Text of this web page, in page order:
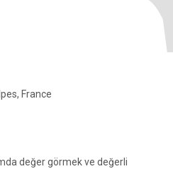
France
değer görmek ve değerli